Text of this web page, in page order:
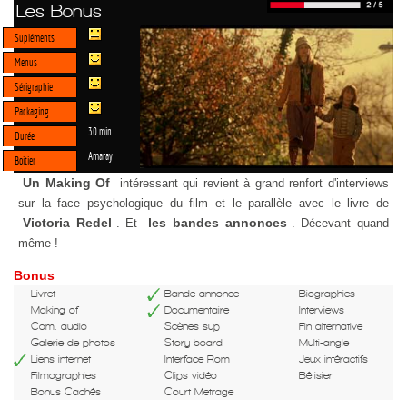
Les Bonus
Supléments
Menus
Sérigraphie
Packaging
Durée
30 min
Boitier Amaray
Un Making Of
intéressant qui revient à grand renfort d'interviews
sur la face psychologique du film et le parallèle avec le livre de
Victoria Redel . Et les bandes annonces
. Décevant quand
même !
Bonus
Livret Bande annonce
Biographies
Making of
Documentaire
Interviews
Com. audio
Scènes sup
Fin alternative
Galerie de photos
Story board
Multi-angle
Liens internet
Interface Rom
Jeux intéractifs
Filmographies
Clips vidéo
Bêtisier
Bonus Cachés
Court Metrage